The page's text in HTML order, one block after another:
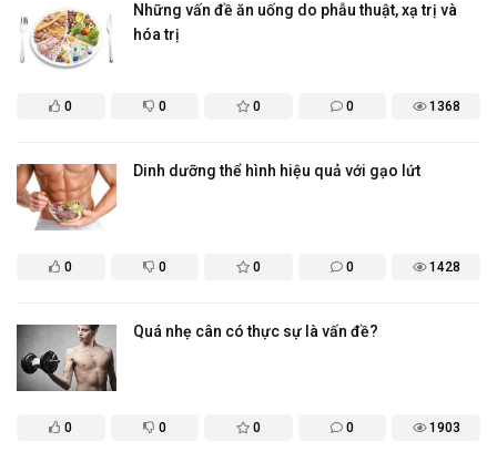
0 0 0 0 1368
Những vấn đề ăn uống do phẫu thuật, xạ trị và
hóa trị
0 0 0 0 1428
Dinh dưỡng thể hình hiệu quả với gạo lứt
0 0 0 0 1903
Quá nhẹ cân có thực sự là vấn đề?